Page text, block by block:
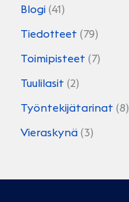
Blogi (41)
Tiedotteet (79)
Toimipisteet (7)
Tuulilasit (2)
Työntekijätarinat (8)
Vieraskynä (3)